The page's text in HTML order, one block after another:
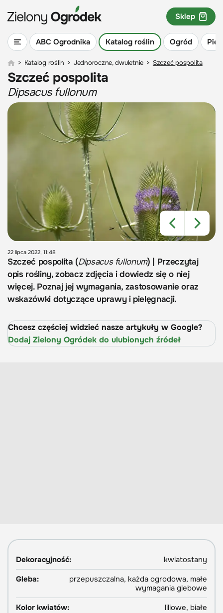
ABC Ogrodnika Katalog roślin Ogród
Sklep
> Katalog roślin > Jednoroczne, dwuletnie > Szczeć pospolita
Szczeć pospolita
Dipsacus fullonum
22 lipca 2022, 11:48
Szczeć pospolita (Dipsacus fullonum) | Przeczytaj
opis rośliny, zobacz zdjęcia i dowiedz się o niej
więcej. Poznaj jej wymagania, zastosowanie oraz
wskazówki dotyczące uprawy i pielęgnacji.
Chcesz częściej widzieć nasze artykuły w Google?
Dodaj Zielony Ogródek do ulubionych źródeł
Dekoracyjność:
kwiatostany
Gleba:
przepuszczalna, każda ogrodowa, małe
wymagania glebowe
Kolor kwiatów:
liliowe, białe